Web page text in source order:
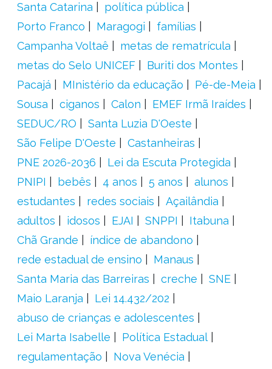
Santa Catarina
política pública
Porto Franco
Maragogi
famílias
Campanha Voltaê
metas de rematrícula
metas do Selo UNICEF
Buriti dos Montes
Pacajá
MInistério da educação
Pé-de-Meia
Sousa
ciganos Calon
EMEF Irmã Iraídes
SEDUC/RO
Santa Luzia D'Oeste
São Felipe D'Oeste
Castanheiras
PNE 2026-2036
Lei da Escuta Protegida
PNIPI
bebês 4 anos 5 anos
alunos
estudantes
redes sociais
Açailândia
adultos
idosos EJAI SNPPI
Itabuna
Chã Grande
índice de abandono
rede estadual de ensino
Manaus
Santa Maria das Barreiras
creche
SNE
Maio Laranja
Lei 14.432/202
abuso de crianças e adolescentes
Lei Marta Isabelle
Política Estadual
regulamentação
Nova Venécia